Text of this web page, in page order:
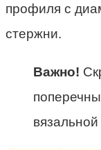
профиля с
стержни.
Важно!